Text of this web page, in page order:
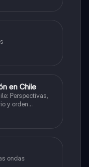
en Chile
Perspectivas,
y orden
Portaliana"
ondas